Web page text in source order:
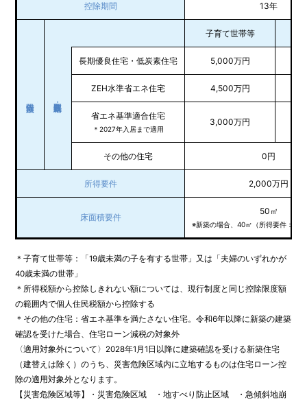
控除期間 13年
子育て世帯等
長期優良住宅・低炭素住宅 5,000万円
ZEH水準省エネ住宅 4,500万円
省エネ基準適合住宅
＊2027年入居まで適用
3,000万円
その他の住宅 0円
所得要件 2,000万円
床面積要件
50㎡
※新築の場合、40㎡（所得要件：
＊⼦育て世帯等：「19歳未満の子を有する世帯」又は「夫婦のいずれかが
40歳未満の世帯」
＊所得税額から控除しきれない額については、現⾏制度と同じ控除限度額
の範囲内で個⼈住⺠税額から控除する
＊その他の住宅：省エネ基準を満たさない住宅。令和6年以降に新築の建築
確認を受けた場合、住宅ローン減税の対象外
〈適用対象外について〉2028年1月1日以降に建築確認を受ける新築住宅
（建替えは除く）のうち、災害危険区域内に立地するものは住宅ローン控
除の適用対象外となります。
【災害危険区域等】・災害危険区域 ・地すべり防止区域 ・急傾斜地崩